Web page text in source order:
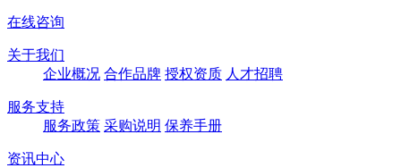
在线咨询
关于我们
企业概况 合作品牌 授权资质 人才招聘
服务支持
服务政策 采购说明 保养手册
资讯中心